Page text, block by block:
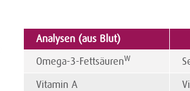
Analysen (aus Blut)
Omega-3-FettsäurenW
Vitamin A